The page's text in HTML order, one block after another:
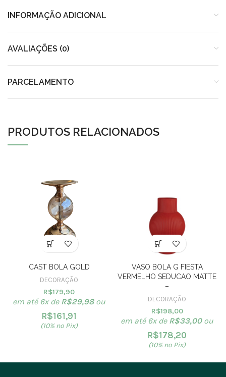
INFORMAÇÃO ADICIONAL
AVALIAÇÕES (0)
PARCELAMENTO
PRODUTOS RELACIONADOS
CAST BOLA GOLD
DECORAÇÃO
R$179,90
em até 6x de R$29,98ou
R$161,91
(10% no Pix)
VASO BOLA G FIESTA
VERMELHO SEDUCAO MATTE
–
DECORAÇÃO
R$198,00
em até 6x de R$33,00ou
R$178,20
(10% no Pix)